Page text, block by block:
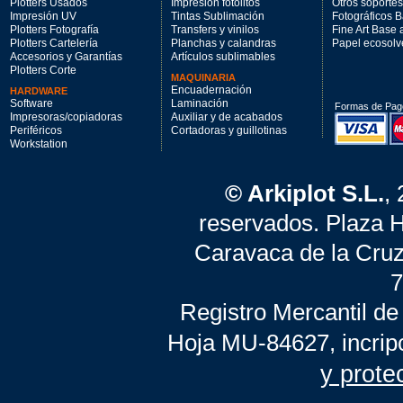
Plotters Usados
Impresión UV
Plotters Fotografía
Plotters Cartelería
Accesorios y Garantías
Plotters Corte
HARDWARE
Software
Impresoras/copiadoras
Periféricos
Workstation
Impresión fotolitos
Tintas Sublimación
Transfers y vinilos
Planchas y calandras
Artículos sublimables
MAQUINARIA
Encuadernación
Laminación
Auxiliar y de acabados
Cortadoras y guillotinas
Otros soportes
Fotográficos
Fine Art Base
Papel
Formas de
© Arkiplot S.L.,
reservados. Plaza
Caravaca de la
Registro Mercantil
Hoja MU-84627,
y